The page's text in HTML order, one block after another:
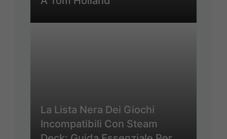
La Lista Nera Dei Giochi
Incompatibili Con Steam